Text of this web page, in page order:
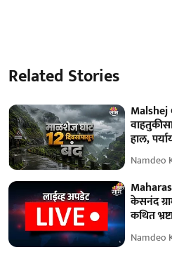
Related Stories
Malshej
हाल,
Namdeo
केसनंद
कथित
Namdeo